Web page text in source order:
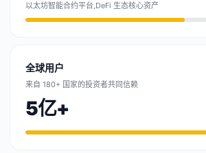
以太坊智能合约平台,DeFi 生态核心资产
全球用户
来自 180+ 国家的投资者共同信赖
5亿+